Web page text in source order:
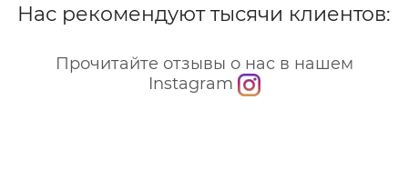
Нас рекомендуют тысячи клиентов:
Прочитайте отзывы о нас в нашем
Instagram